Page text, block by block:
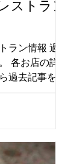
ストラン
ラン情報 過去
各お店の詳細
過去記事をご
まだまだオス
ります。随時